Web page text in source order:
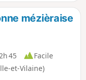
mézièraise
2h 45
Facile
et-Vilaine)